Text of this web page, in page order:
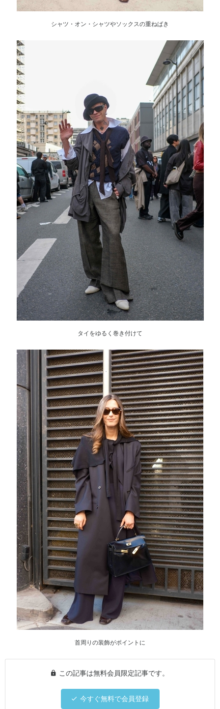
シャツ・オン・シャツやソックスの重ねばき
タイをゆるく巻き付けて
首周りの装飾がポイントに
この記事は無料会員限定記事です。
今すぐ無料で会員登録